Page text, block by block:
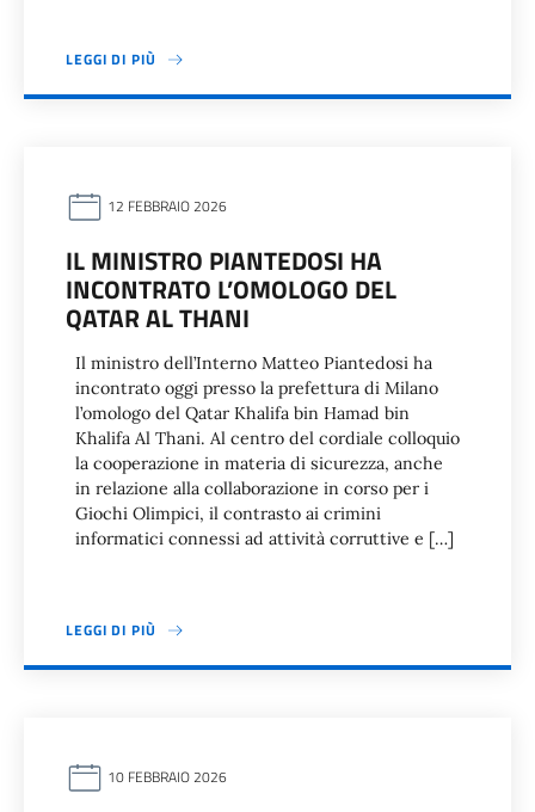
LEGGI DI PIÙ
12 FEBBRAIO 2026
IL MINISTRO PIANTEDOSI HA
INCONTRATO L’OMOLOGO DEL
QATAR AL THANI
Il ministro dell’Interno Matteo Piantedosi ha
incontrato oggi presso la prefettura di Milano
l’omologo del Qatar Khalifa bin Hamad bin
Khalifa Al Thani. Al centro del cordiale colloquio
la cooperazione in materia di sicurezza, anche
in relazione alla collaborazione in corso per i
Giochi Olimpici, il contrasto ai crimini
informatici connessi ad attività corruttive e […]
LEGGI DI PIÙ
10 FEBBRAIO 2026